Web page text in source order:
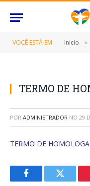
VOCÊ ESTÁ EM: Inicio »
TERMO DE
POR ADMINISTRADOR NO 29
TERMO DE
FacebookTwitter